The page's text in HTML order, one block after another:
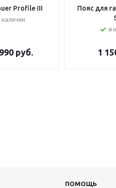
Profile III
наличии
руб.
Пояс для
в
1
ПОМОЩЬ